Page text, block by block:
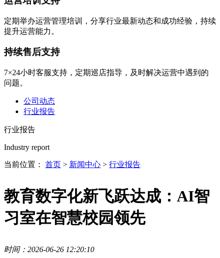
定期举办运营管理培训，分享行业最新动态和成功经验，持续
提升运营能力。
持续售后支持
7×24小时客服支持，定期巡店指导，及时解决运营中遇到的
问题。
公司动态
行业报告
行业报告
Industry report
当前位置： 首页 > 新闻中心 > 行业报告
教育数字化新飞跃达成：AI智
习室在智慧校园领先
时间：2026-06-26 12:20:10